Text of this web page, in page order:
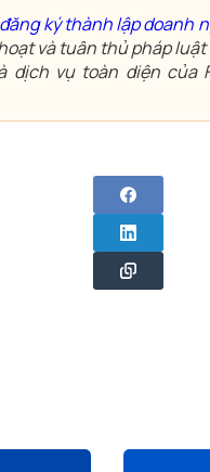
đăng ký thành lập doanh
và tuân thủ pháp
vụ toàn diện của